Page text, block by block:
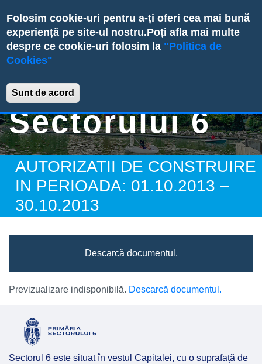
Folosim cookie-uri pentru a-ți oferi cea mai bună
experiență pe site-ul nostru.Poți afla mai multe
despre ce cookie-uri folosim la "Politica de
Cookies"
Sunt de acord
to
main
content
Primăria
Sectorului 6
AUTORIZATII DE CONSTRUIRE
IN PERIOADA: 01.10.2013 –
30.10.2013
Descarcă documentul.
Previzualizare indisponibilă. Descarcă documentul.
Sectorul 6 este situat în vestul Capitalei, cu o suprafaţă de